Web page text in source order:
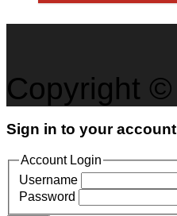
Copyright
Sign in to your account
Account Login
Username
Password